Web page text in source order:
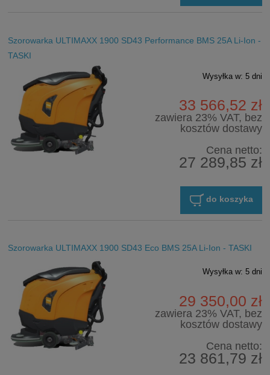
Szorowarka ULTIMAXX 1900 SD43 Performance BMS 25A Li-Ion -
TASKI
Wysyłka w: 5 dni
33 566,52 zł
zawiera 23% VAT, bez
kosztów dostawy
Cena netto:
27 289,85 zł
do koszyka
Szorowarka ULTIMAXX 1900 SD43 Eco BMS 25A Li-Ion - TASKI
Wysyłka w: 5 dni
29 350,00 zł
zawiera 23% VAT, bez
kosztów dostawy
Cena netto:
23 861,79 zł